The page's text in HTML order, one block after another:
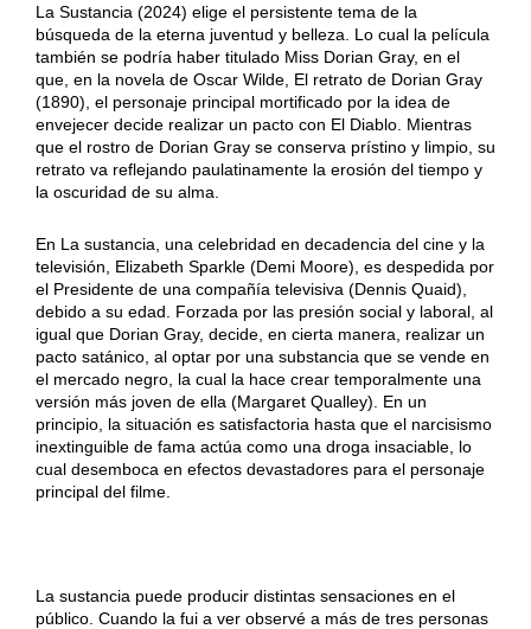
La Sustancia (2024) elige el persistente tema de la
búsqueda de la eterna juventud y belleza. Lo cual la película
también se podría haber titulado Miss Dorian Gray, en el
que, en la novela de Oscar Wilde, El retrato de Dorian Gray
(1890), el personaje principal mortificado por la idea de
envejecer decide realizar un pacto con El Diablo. Mientras
que el rostro de Dorian Gray se conserva prístino y limpio, su
retrato va reflejando paulatinamente la erosión del tiempo y
la oscuridad de su alma.
En La sustancia, una celebridad en decadencia del cine y la
televisión, Elizabeth Sparkle (Demi Moore), es despedida por
el Presidente de una compañía televisiva (Dennis Quaid),
debido a su edad. Forzada por las presión social y laboral, al
igual que Dorian Gray, decide, en cierta manera, realizar un
pacto satánico, al optar por una substancia que se vende en
el mercado negro, la cual la hace crear temporalmente una
versión más joven de ella (Margaret Qualley). En un
principio, la situación es satisfactoria hasta que el narcisismo
inextinguible de fama actúa como una droga insaciable, lo
cual desemboca en efectos devastadores para el personaje
principal del filme.
La sustancia puede producir distintas sensaciones en el
público. Cuando la fui a ver observé a más de tres personas